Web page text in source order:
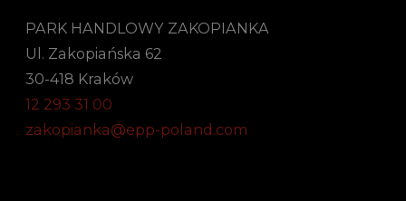
PARK HANDLOWY ZAKOPIANKA
Ul. Zakopiańska 62
30-418 Kraków
12 293 31 00
zakopianka@epp-poland.com